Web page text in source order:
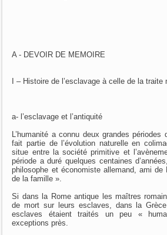
A - DEVOIR DE MEMOIRE
I – Histoire de l’esclavage à celle de la traite
a- l’esclavage et l’antiquité
L’humanité a connu deux grandes périodes
fait partie de l’évolution naturelle en
situe entre la société primitive et
période a duré quelques centaines
philosophe et économiste allemand, ami
de la famille ».
Si dans la Rome antique les maîtres
de mort sur leurs esclaves, dans la
esclaves étaient traités un peu «
exceptions près.